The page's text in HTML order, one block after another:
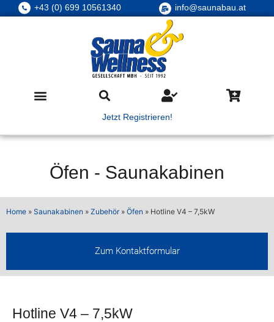
+43 (0) 699 10561340 info@saunabau.at
Jetzt Registrieren!
Öfen - Saunakabinen
Home » Saunakabinen » Zubehör» Öfen » Hotline V4 – 7,5kW
Zum Kontaktformular
Hotline V4 – 7,5kW